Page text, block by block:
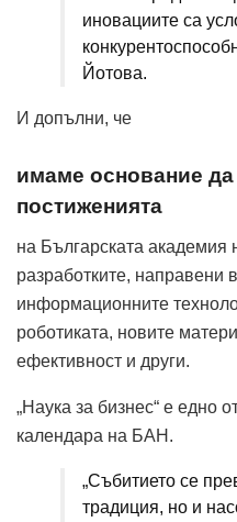
иновациите са
Йотова.
И допълни, че
имаме основание
постиженията
на Българската академия
разработките, направени
информационните
роботиката, новите
ефективност и други.
„Наука за бизнес“ е едно
календара на БАН.
„Събитието се
традиция, но и